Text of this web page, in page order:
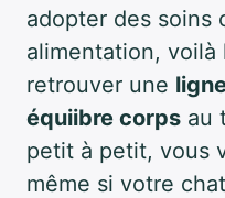
adopter des soins
alimentation,
retrouver une
équiibre corps au
petit à petit, vous
même si votre